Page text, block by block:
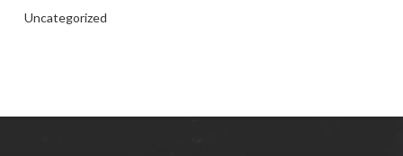
Uncategorized